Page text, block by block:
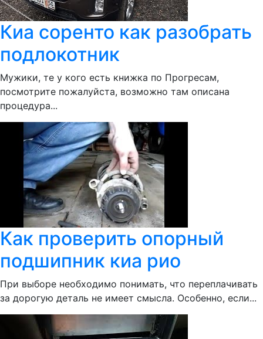
Киа соренто как разобрать
подлокотник
Мужики, те у кого есть книжка по Прогресам,
посмотрите пожалуйста, возможно там описана
процедура...
Как проверить опорный
подшипник киа рио
При выборе необходимо понимать, что переплачивать
за дорогую деталь не имеет смысла. Особенно, если...